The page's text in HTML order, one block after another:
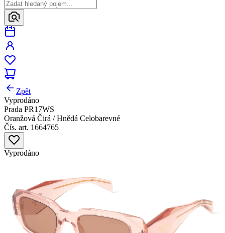
Zpět
Vyprodáno
Prada PR17WS
Oranžová Čirá / Hnědá Celobarevné
Čís. art. 1664765
Vyprodáno